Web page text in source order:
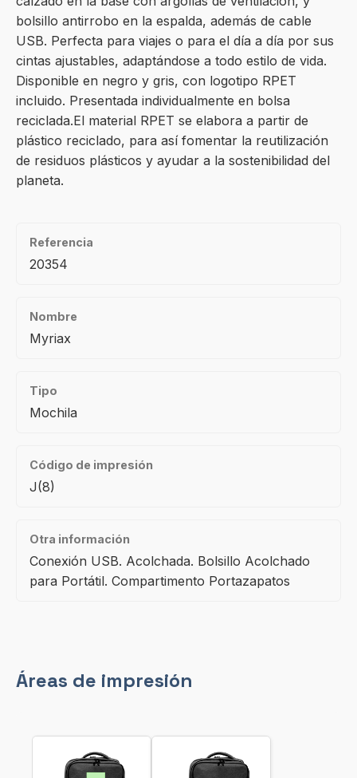
bolsillo antirrobo en la espalda, además de cable
USB. Perfecta para viajes o para el día a día por sus
cintas ajustables, adaptándose a todo estilo de vida.
Disponible en negro y gris, con logotipo RPET
incluido. Presentada individualmente en bolsa
reciclada.El material RPET se elabora a partir de
plástico reciclado, para así fomentar la reutilización
de residuos plásticos y ayudar a la sostenibilidad del
planeta.
Referencia
20354
Nombre
Myriax
Tipo
Mochila
Código de impresión
J(8)
Otra información
Conexión USB. Acolchada. Bolsillo Acolchado
para Portátil. Compartimento Portazapatos
Áreas de impresión